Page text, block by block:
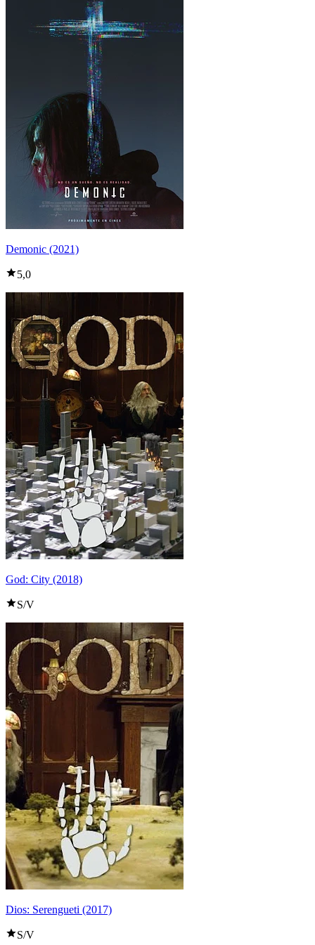
Demonic (2021)
5,0
God: City (2018)
S/V
Dios: Serengueti (2017)
S/V